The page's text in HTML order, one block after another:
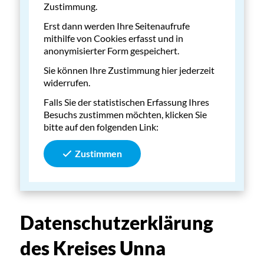
Zustimmung.
Erst dann werden Ihre Seitenaufrufe
mithilfe von Cookies erfasst und in
anonymisierter Form gespeichert.
Sie können Ihre Zustimmung hier jederzeit
widerrufen.
Falls Sie der statistischen Erfassung Ihres
Besuchs zustimmen möchten, klicken Sie
bitte auf den folgenden Link:
Zustimmen
Datenschutzerklärung
des Kreises Unna